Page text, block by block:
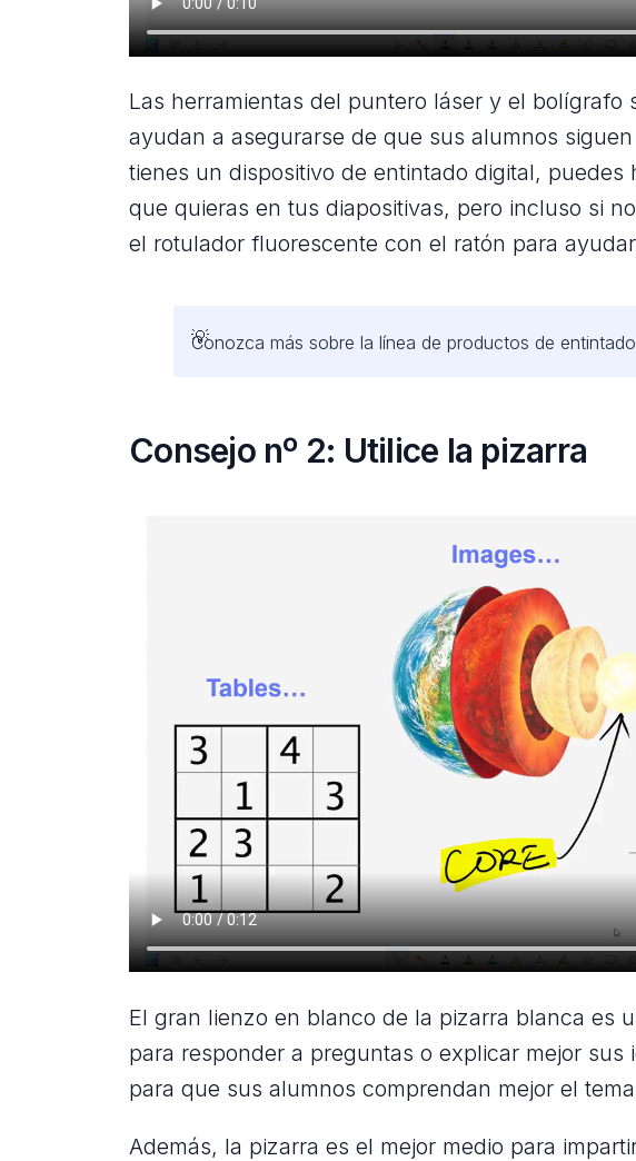
Las herramientas del puntero láser y el bolígrafo
ayudan a asegurarse de que sus alumnos
tienes un dispositivo de entintado digital, puedes
que quieras en tus diapositivas, pero incluso si
el rotulador fluorescente con el ratón para
Conozca más sobre la línea de productos de
Consejo nº 2: Utilice la pizarra
El gran lienzo en blanco de la pizarra blanca es
para responder a preguntas o explicar mejor sus
para que sus alumnos comprendan mejor el
Además, la pizarra es el mejor medio para